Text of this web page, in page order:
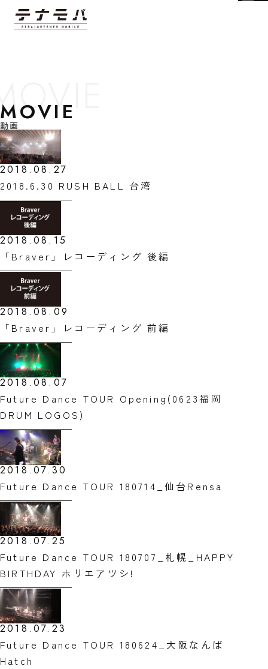
MOVIE
動画
2018.08.27
2018.6.30 RUSH BALL 台湾
2018.08.15
「Braver」レコーディング 後編
2018.08.09
「Braver」レコーディング 前編
2018.08.07
Future Dance TOUR Opening(0623福岡
DRUM LOGOS)
2018.07.30
Future Dance TOUR 180714_仙台Rensa
2018.07.25
Future Dance TOUR 180707_札幌_HAPPY
BIRTHDAY ホリエアツシ!
2018.07.23
Future Dance TOUR 180624_大阪なんば
Hatch